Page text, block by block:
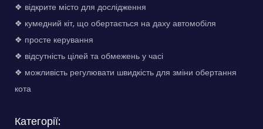
❖ відкрите місто для дослідження
❖ кумедний кіт, що обертається на даху автомобіля
❖ просте керування
❖ відсутність цілей та обмежень у часі
❖ можливість регулювати швидкість для зміни обертання
кота
Категорії: